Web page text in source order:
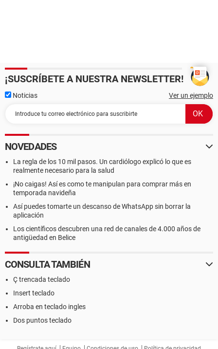
¡SUSCRÍBETE A NUESTRA NEWSLETTER!
Noticias Ver un ejemplo
NOVEDADES
La regla de los 10 mil pasos. Un cardiólogo explicó lo que es
realmente necesario para la salud
¡No caigas! Así es como te manipulan para comprar más en
temporada navideña
Así puedes tomarte un descanso de WhatsApp sin borrar la
aplicación
Los científicos descubren una red de canales de 4.000 años de
antigüedad en Belice
CONSULTA TAMBIÉN
Ç trencada teclado
Insert teclado
Arroba en teclado ingles
Dos puntos teclado